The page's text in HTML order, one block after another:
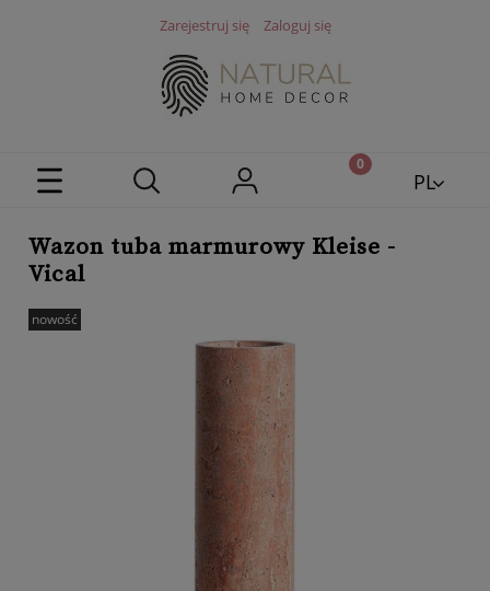
Zarejestruj się Zaloguj się
PL
Wazon tuba marmurowy Kleise -
Vical
nowość